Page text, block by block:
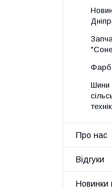
Шини
Про нас
Відгуки
Новинки